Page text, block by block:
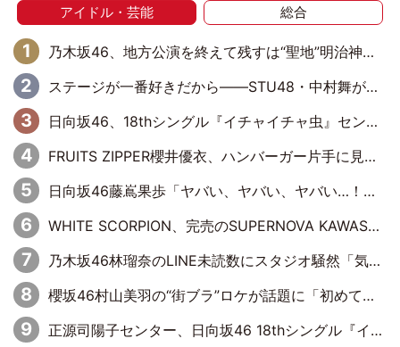
アイドル・芸能 総合
乃木坂46、地方公演を終えて残すは“聖地”明治神宮野球場！ 最終の福岡公演では吉田綾乃クリスティーの『卒業セレモニー』を開催
ステージが一番好きだから――STU48・中村舞が描く“これからの私”
日向坂46、18thシングル『イチャイチャ虫』センターは正源司陽子に決定& 佐藤優羽や平岡海月など、“ひなた坂46”からの選抜入りも注目！
FRUITS ZIPPER櫻井優衣、ハンバーガー片手に見せた笑顔がかわい過ぎる…「国宝級の美しさ」「モグモグ美女」「この笑顔は反則過ぎる」
日向坂46藤嶌果歩「ヤバい、ヤバい、ヤバい…！」まさかの暴露に赤面
WHITE SCORPION、完売のSUPERNOVA KAWASAKIで沸いた“着席型LIVE” 『BASE Live #16』昼公演リポート
乃木坂46林瑠奈のLINE未読数にスタジオ騒然「気付かないうちに溜まってる、みたいな」
櫻坂46村山美羽の“街ブラ”ロケが話題に「初めてちゃんと埼玉の方とお話した」にMCもツッコミ
正源司陽子センター、日向坂46 18thシングル『イチャイチャ虫』新ビジュアル公開